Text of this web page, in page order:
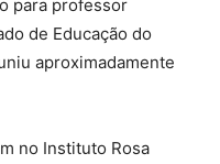
para professor
de Educação do
aproximadamente
no Instituto Rosa